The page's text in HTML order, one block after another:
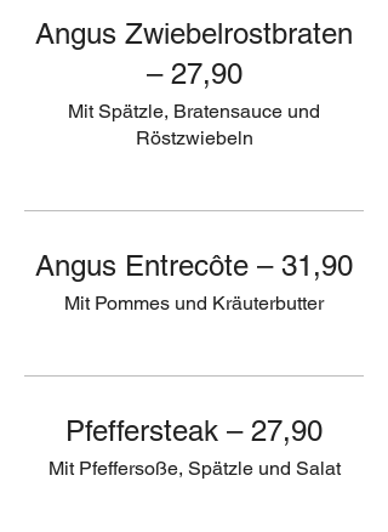
Angus Zwiebelrostbraten
– 27,90
Mit Spätzle, Bratensauce und
Röstzwiebeln
Angus Entrecôte – 31,90
Mit Pommes und Kräuterbutter
Pfeffersteak – 27,90
Mit Pfeffersoße, Spätzle und Salat